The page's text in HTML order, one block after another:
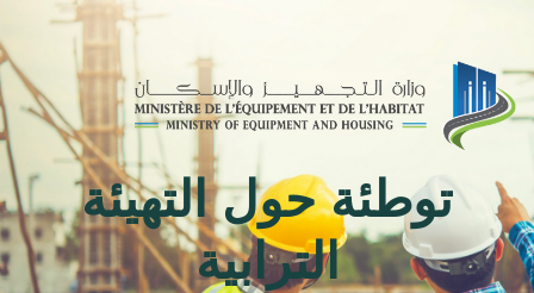
Toggle
navigation
توطئة حول التهيئة
الترابية